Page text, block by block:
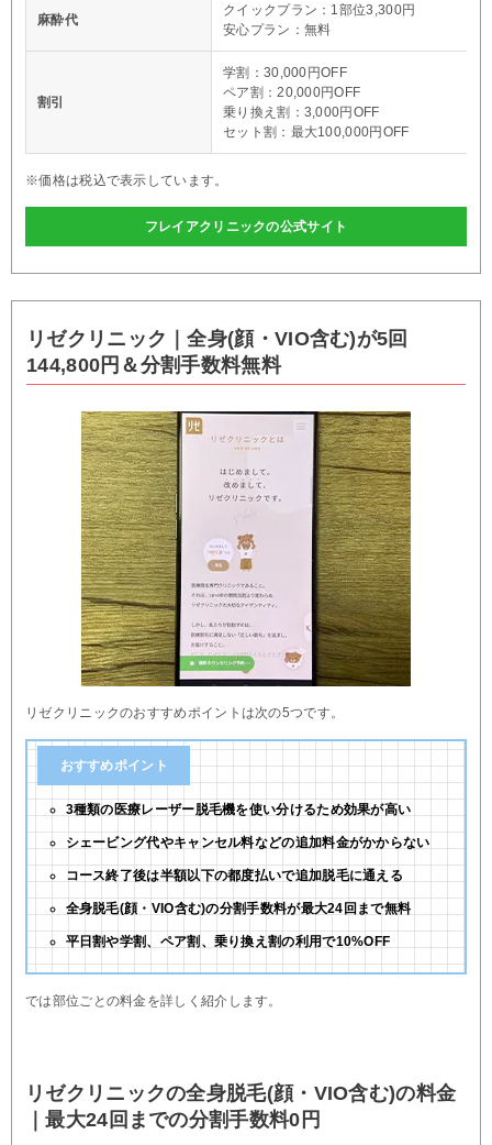
麻酔代
クイックプラン：1部位3,300円
安心プラン：無料
割引
学割：30,000円OFF
ペア割：20,000円OFF
乗り換え割：3,000円OFF
セット割：最大100,000円OFF
※価格は税込で表示しています。
フレイアクリニックの公式サイト
リゼクリニック｜全身(顔・VIO含む)が5回
144,800円＆分割手数料無料
リゼクリニックのおすすめポイントは次の5つです。
おすすめポイント
3種類の医療レーザー脱毛機を使い分けるため効果が高い
シェービング代やキャンセル料などの追加料金がかからない
コース終了後は半額以下の都度払いで追加脱毛に通える
全身脱毛(顔・VIO含む)の分割手数料が最大24回まで無料
平日割や学割、ペア割、乗り換え割の利用で10%OFF
では部位ごとの料金を詳しく紹介します。
リゼクリニックの全身脱毛(顔・VIO含む)の料金
｜最大24回までの分割手数料0円